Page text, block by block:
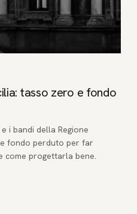
tasso zero e fondo
i bandi della Regione
fondo perduto per far
progettarla bene.